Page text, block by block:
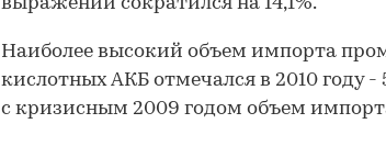
Наиболее высокий объем импорта
кислотных АКБ отмечался в 2010 году
с кризисным 2009 годом объем